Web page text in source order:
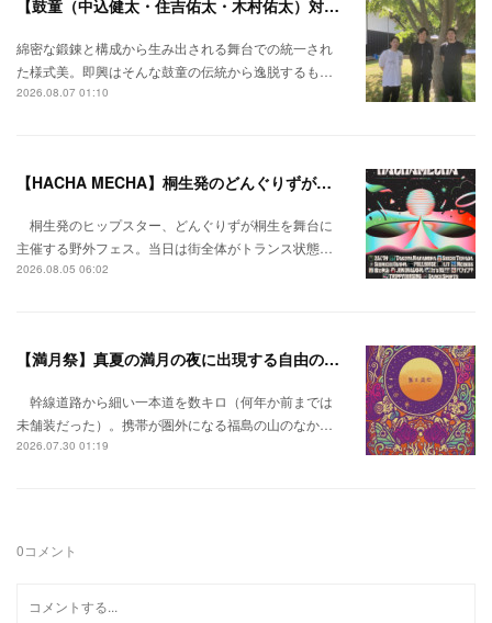
【鼓童（中込健太・住吉佑太・木村佑太）対談】即興で得られる新たな感覚。
綿密な鍛錬と構成から生み出される舞台での統一され
た様式美。即興はそんな鼓童の伝統から逸脱するも…
2026.08.07 01:10
【HACHA MECHA】桐生発のどんぐりずが桐生をハチャメチャに彩る。
桐生発のヒップスター、どんぐりずが桐生を舞台に
主催する野外フェス。当日は街全体がトランス状態…
2026.08.05 06:02
【満月祭】真夏の満月の夜に出現する自由の桃源郷。
幹線道路から細い一本道を数キロ（何年か前までは
未舗装だった）。携帯が圏外になる福島の山のなか…
2026.07.30 01:19
0コメント